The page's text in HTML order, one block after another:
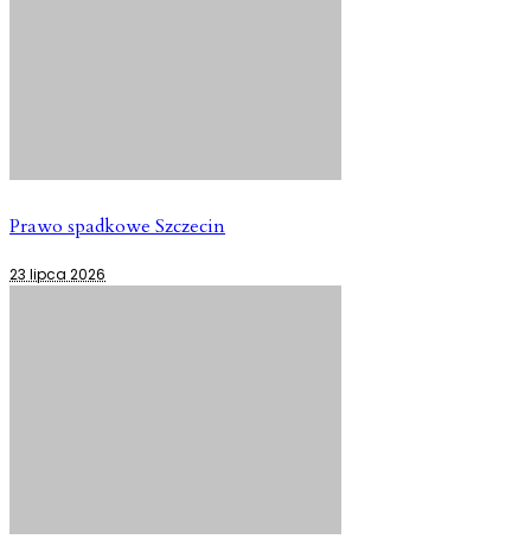
Prawo spadkowe Szczecin
23 lipca 2026